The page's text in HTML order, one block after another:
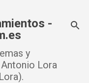
-
y
Lora